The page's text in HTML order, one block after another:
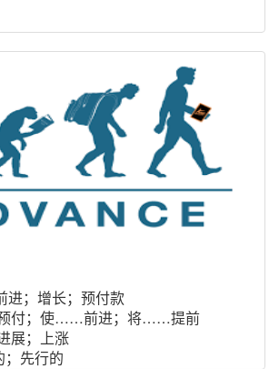
进；增长；预付款
付；使……前进；将……提前
展；上涨
；先行的